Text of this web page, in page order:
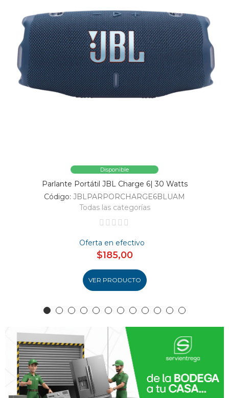
Disponible
Parlante Portátil JBL Charge 6| 30 Watts
Código: JBLPARPORCHARGE6BLUAM
Todas las categorías
Oferta en efectivo
$185,00
VER PRODUCTO